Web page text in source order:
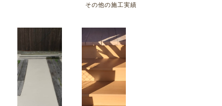
その他の施工実績